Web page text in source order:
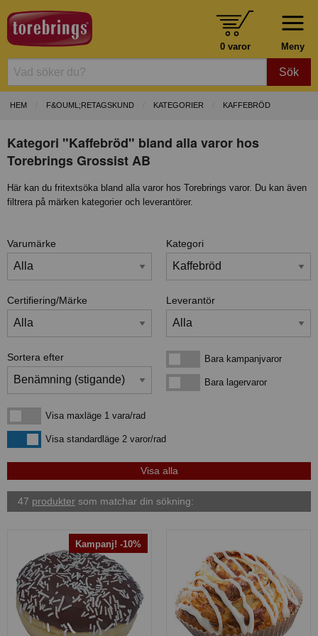
Meny
0 varor
Sök
HEM F&OUML;RETAGSKUND KATEGORIER KAFFEBRÖD
Kategori "Kaffebröd" bland alla varor hos
Torebrings Grossist AB
Här kan du fritextsöka bland alla varor hos Torebrings varor. Du kan även
filtrera på märken kategorier och leverantörer.
Varumärke Kategori
Certifiering/Märke Leverantör
Sortera efter Bara kampanjvarorBara kampanjvaror
Bara lagervarorBara lagervaror
Visa maxläge 1 vara/rad
Visa maxläge 1 vara/rad
Visa standardlägeVisa standardläge 2 varor/rad
47 produkter som matchar din sökning:
Kampanj! -10%